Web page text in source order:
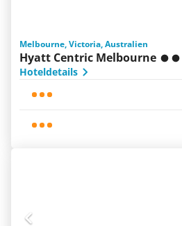
Melbourne, Victoria, Australien
Hyatt Centric Melbourne
Hoteldetails